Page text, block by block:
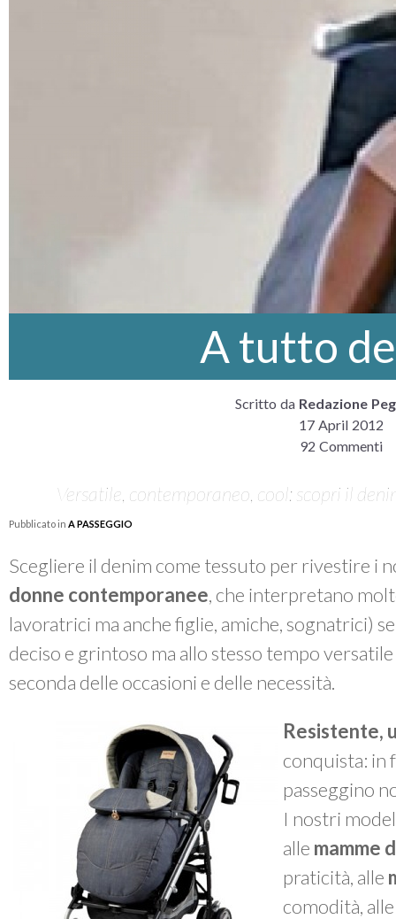
A tutto
Scritto da Redazione
17 April 2012
92 Commenti
Versatile, contemporaneo, cool: scopri il
Pubblicato in A PASSEGGIO
Scegliere il denim come tessuto per rivestire i
donne contemporanee, che interpretano
lavoratrici ma anche figlie, amiche, sognatrici)
deciso e grintoso ma allo stesso tempo
seconda delle occasioni e delle necessità.
Resistente,
conquista: in
passeggino
I nostri
alle mamme
praticità, alle
comodità,